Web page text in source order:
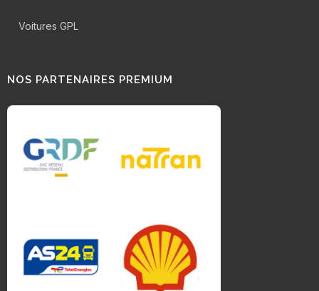
Voitures GPL
NOS PARTENAIRES PREMIUM